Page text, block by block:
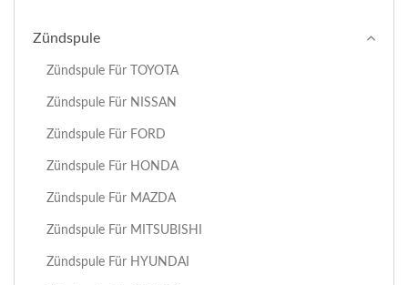
Zündspule
Zündspule Für TOYOTA
Zündspule Für NISSAN
Zündspule Für FORD
Zündspule Für HONDA
Zündspule Für MAZDA
Zündspule Für MITSUBISHI
Zündspule Für HYUNDAI